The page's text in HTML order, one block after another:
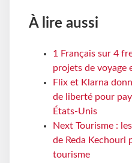
À lire aussi
1 Français sur 4
projets de voyage
Flix et Klarna
de liberté pour
États-Unis
Next Tourisme :
de Reda Kechouri
tourisme